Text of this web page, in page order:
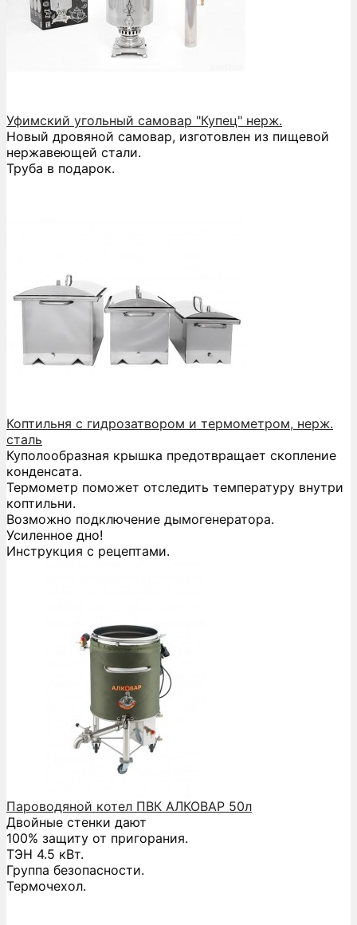
Уфимский угольный самовар "Купец" нерж.
Новый дровяной самовар, изготовлен из пищевой
нержавеющей стали.
Труба в подарок.
Коптильня с гидрозатвором и термометром, нерж.
сталь
Куполообразная крышка предотвращает скопление
конденсата.
Термометр поможет отследить температуру внутри
коптильни.
Возможно подключение дымогенератора.
Усиленное дно!
Инструкция с рецептами.
Пароводяной котел ПВК АЛКОВАР 50л
Двойные стенки дают
100% защиту от пригорания.
ТЭН 4.5 кВт.
Группа безопасности.
Термочехол.